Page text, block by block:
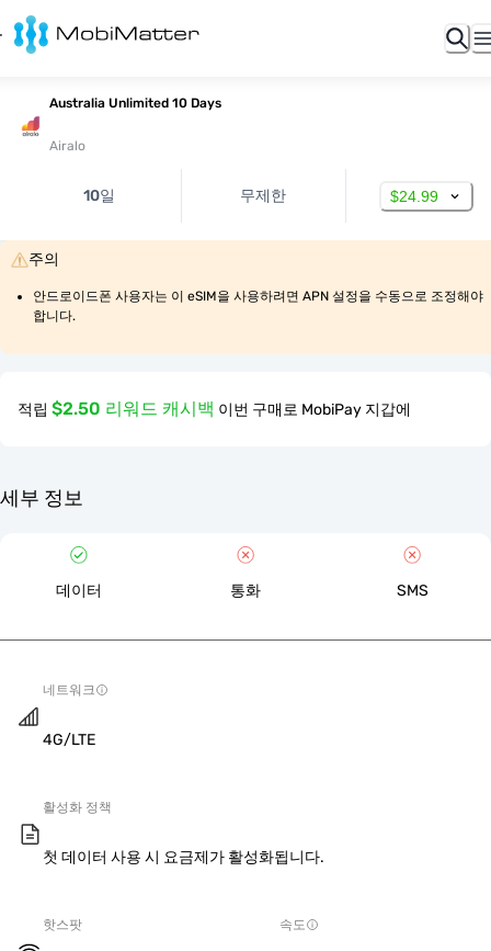
Australia Unlimited 10 Days
Airalo
10일 무제한 $24.99
주의
안드로이드폰 사용자는 이 eSIM을 사용하려면 APN 설정을 수동으로 조정해야
합니다.
적립 $2.50 리워드 캐시백 이번 구매로 MobiPay 지갑에
세부 정보
데이터 통화 SMS
네트워크
4G/LTE
활성화 정책
첫 데이터 사용 시 요금제가 활성화됩니다.
핫스팟 속도